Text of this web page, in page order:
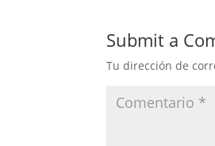
Submit a
Tu dirección de